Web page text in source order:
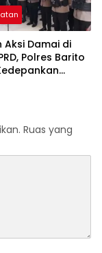
Aksi Damai di
Polres Barito
Ruas yang